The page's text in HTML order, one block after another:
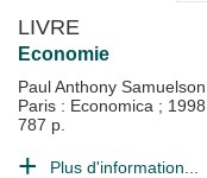
LIVRE
Economie
Paul Anthony Samuelson
Paris : Economica ; 1998
787 p.
Plus d'information...